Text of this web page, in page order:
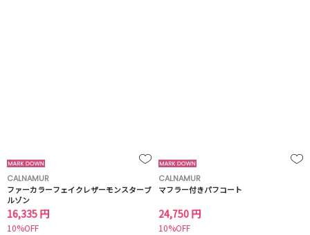
CALNAMUR
ファーカラーフェイクレザーモンスターブ
ルゾン
16,335 円
10%OFF
CALNAMUR
マフラー付きパフコート
24,750 円
10%OFF